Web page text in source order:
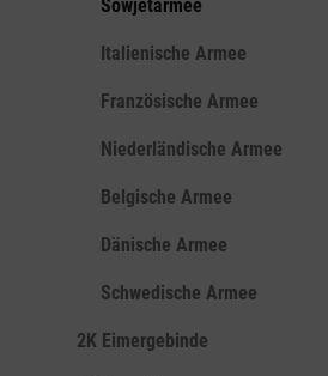
Sowjetarmee
Italienische Armee
Französische Armee
Niederländische Armee
Belgische Armee
Dänische Armee
Schwedische Armee
2K Eimergebinde